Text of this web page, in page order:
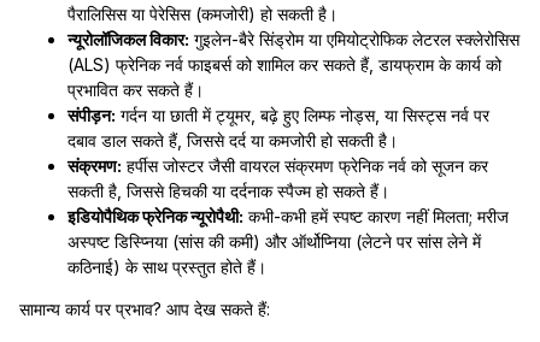
पैरालिसिस या पेरेसिस (कमजोरी) हो सकती है।
न्यूरोलॉजिकल विकार: गुइलेन-बैरे सिंड्रोम या एमियोट्रोफिक लेटरल स्क्लेरोसिस
(ALS) फ्रेनिक नर्व फाइबर्स को शामिल कर सकते हैं, डायफ्राम के कार्य को
प्रभावित कर सकते हैं।
संपीड़न: गर्दन या छाती में ट्यूमर, बढ़े हुए लिम्फ नोड्स, या सिस्ट्स नर्व पर
दबाव डाल सकते हैं, जिससे दर्द या कमजोरी हो सकती है।
संक्रमण: हर्पीस जोस्टर जैसी वायरल संक्रमण फ्रेनिक नर्व को सूजन कर
सकती है, जिससे हिचकी या दर्दनाक स्पैज्म हो सकते हैं।
इडियोपैथिक फ्रेनिक न्यूरोपैथी: कभी-कभी हमें स्पष्ट कारण नहीं मिलता; मरीज
अस्पष्ट डिस्प्निया (सांस की कमी) और ऑर्थोप्निया (लेटने पर सांस लेने में
कठिनाई) के साथ प्रस्तुत होते हैं।
सामान्य कार्य पर प्रभाव? आप देख सकते हैं: